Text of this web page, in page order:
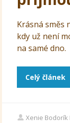
Krásná směs
kdy už není
na samé dno.
Celý článek
Xenie Bodorík